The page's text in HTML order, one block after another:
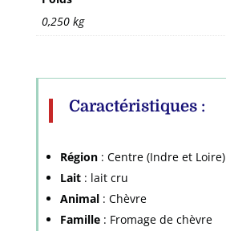
e
0,250 kg
Caractéristiques :
Région : Centre (Indre et Loire)
Lait : lait cru
Animal : Chèvre
Famille : Fromage de chèvre